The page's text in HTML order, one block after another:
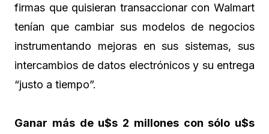
firmas que quisieran transaccionar con Walmart
tenían que cambiar sus modelos de negocios
instrumentando mejoras en sus sistemas, sus
intercambios de datos electrónicos y su entrega
“justo a tiempo”.
Ganar más de u$s 2 millones con sólo u$s